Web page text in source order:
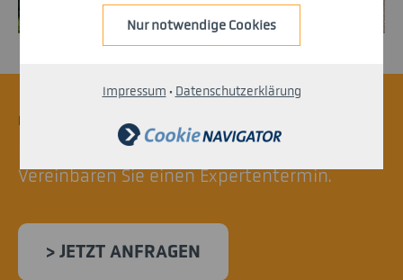
Nur notwendige Cookies
Impressum · Datenschutzerklärung
KONTAKT.
Vereinbaren Sie einen Expertentermin.
> JETZT ANFRAGEN